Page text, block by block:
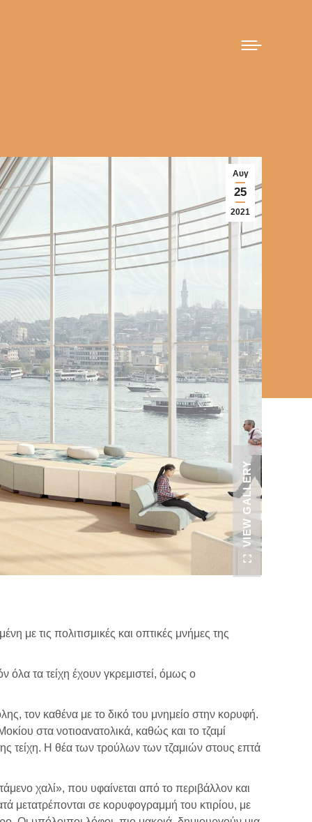
Αυγ
25
2021
VIEW GALLERY
με τις πολιτισμικές και οπτικές μνήμες της
όλα τα τείχη έχουν γκρεμιστεί, όμως ο
τον καθένα με το δικό του μνημείο στην κορυφή.
στα νοτιοανατολικά, καθώς και το τζαμί
τείχη. Η θέα των τρούλων των τζαμιών στους επτά
χαλί», που υφαίνεται από το περιβάλλον και
μετατρέπονται σε κορυφογραμμή του κτιρίου, με